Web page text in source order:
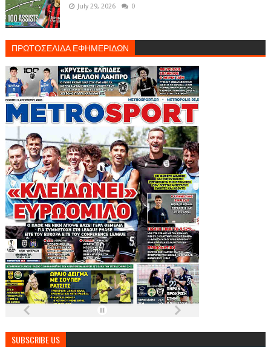
July 29, 2026 0
ΠΡΩΤΟΣΕΛΙΔΑ ΕΦΗΜΕΡΙΔΩΝ
SUBSCRIBE US